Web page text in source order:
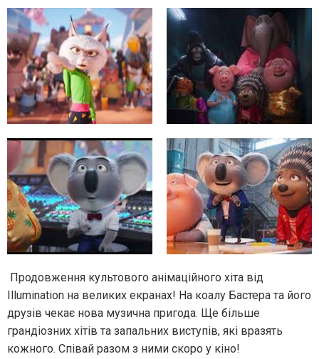
Продовження культового анімаційного хіта від
Illumination на великих екранах! На коалу Бастера та його
друзів чекає нова музична пригода. Ще більше
грандіозних хітів та запальних виступів, які вразять
кожного. Співай разом з ними скоро у кіно!